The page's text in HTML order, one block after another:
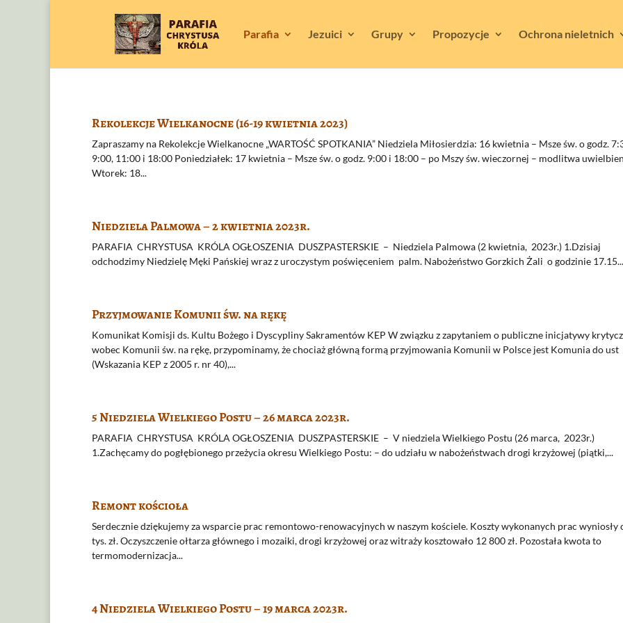
Parafia Jezuici Grupy Propozycje Ochrona nieletnich
Rekolekcje Wielkanocne (16-19 kwietnia 2023)
Zapraszamy na Rekolekcje Wielkanocne „WARTOŚĆ SPOTKANIA” Niedziela Miłosierdzia: 16 kwietnia – Msze św. o godz.
9:00, 11:00 i 18:00 Poniedziałek: 17 kwietnia – Msze św. o godz. 9:00 i 18:00 – po Mszy św. wieczornej – modlitwa
Wtorek: 18...
Niedziela Palmowa – 2 kwietnia 2023r.
PARAFIA CHRYSTUSA KRÓLA OGŁOSZENIA DUSZPASTERSKIE – Niedziela Palmowa (2 kwietnia, 2023r.) 1.Dzisiaj
odchodzimy Niedzielę Męki Pańskiej wraz z uroczystym poświęceniem palm. Nabożeństwo Gorzkich Żali o godzinie
Przyjmowanie Komunii św. na rękę
Komunikat Komisji ds. Kultu Bożego i Dyscypliny Sakramentów KEP W związku z zapytaniem o publiczne inicjatywy
wobec Komunii św. na rękę, przypominamy, że chociaż główną formą przyjmowania Komunii w Polsce jest Komunia do ust
(Wskazania KEP z 2005 r. nr 40),...
5 Niedziela Wielkiego Postu – 26 marca 2023r.
PARAFIA CHRYSTUSA KRÓLA OGŁOSZENIA DUSZPASTERSKIE – V niedziela Wielkiego Postu (26 marca, 2023r.)
1.Zachęcamy do pogłębionego przeżycia okresu Wielkiego Postu: – do udziału w nabożeństwach drogi krzyżowej (piątki,...
Remont kościoła
Serdecznie dziękujemy za wsparcie prac remontowo-renowacyjnych w naszym kościele. Koszty wykonanych prac wyniosły
tys. zł. Oczyszczenie ołtarza głównego i mozaiki, drogi krzyżowej oraz witraży kosztowało 12 800 zł. Pozostała kwota to
termomodernizacja...
4 Niedziela Wielkiego Postu – 19 marca 2023r.